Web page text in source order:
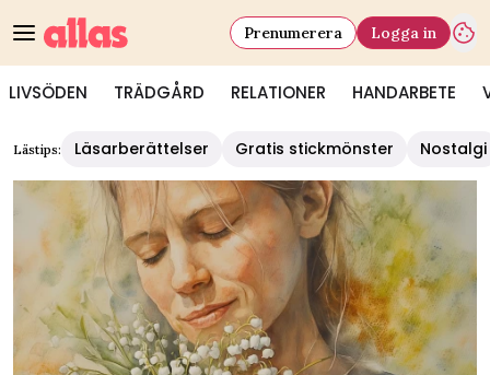
LIVSÖDEN TRÄDGÅRD RELATIONER HANDARBETE
Prenumerera Logga in
Lästips: Läsarberättelser Gratis stickmönster Nostalgi